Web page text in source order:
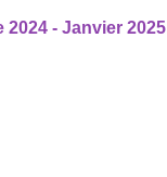
- Janvier 2025